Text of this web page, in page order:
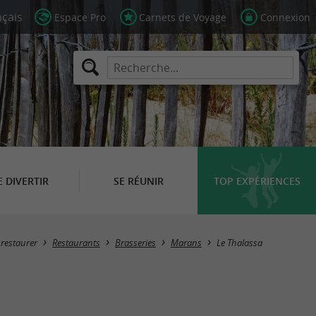
Espace Pro Carnets de Voyage Connexion
DIVERTIR SE RÉUNIR TOP EXPÉRIENCES
restaurer Restaurants Brasseries Marans Le Thalassa